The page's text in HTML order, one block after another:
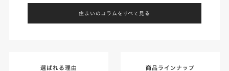
住まいのコラムをすべて見る
選ばれる理由 商品ラインナップ